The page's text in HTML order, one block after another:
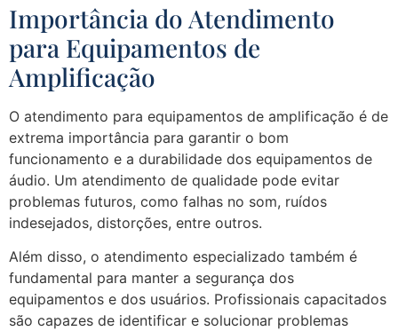
Importância do Atendimento
para Equipamentos de
Amplificação
O atendimento para equipamentos de amplificação é de
extrema importância para garantir o bom
funcionamento e a durabilidade dos equipamentos de
áudio. Um atendimento de qualidade pode evitar
problemas futuros, como falhas no som, ruídos
indesejados, distorções, entre outros.
Além disso, o atendimento especializado também é
fundamental para manter a segurança dos
equipamentos e dos usuários. Profissionais capacitados
são capazes de identificar e solucionar problemas